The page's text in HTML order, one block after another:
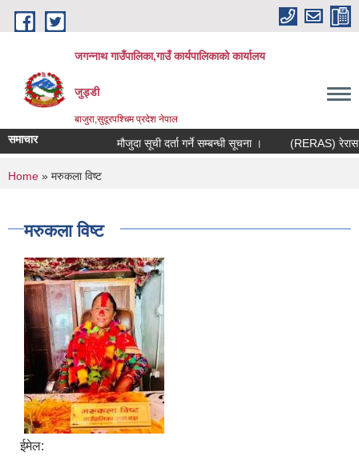
Skip to main content
जगन्नाथ गाउँपालिका,गाउँ कार्यपालिकाको कार्यालय
जुड्डी
बाजुरा,सुदूरपश्चिम प्रदेश नेपाल
समाचार मौजुदा सूची दर्ता गर्ने सम्बन्धी सूचना । (RERAS) रेरास
You are here
Home » मरुकला विष्ट
मरुकला विष्ट
ईमेल: